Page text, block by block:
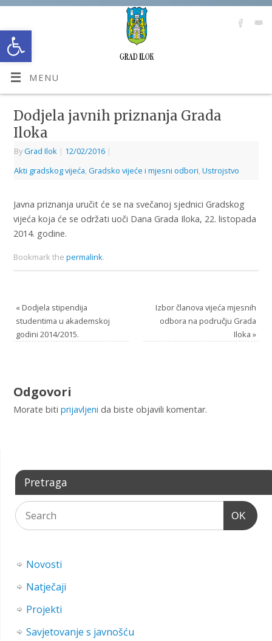
Open toolbar
MENU
Dodjela javnih priznanja Grada
Iloka
ByGrad Ilok | 12/02/2016 |
Akti gradskog vijeća Gradsko vijeće i mjesni odbori Ustrojstvo
Javna priznanja uručit će se na svečanoj sjednici Gradskog
vijeća koja će se održati uoči Dana Grada Iloka, 22. listopada
2014. godine.
Bookmark the permalink.
«Dodjela stipendija
studentima u akademskoj
godini 2014/2015.
Izbor članova vijeća mjesnih
odbora na području Grada
Iloka»
Odgovori
Morate biti prijavljeni da biste objavili komentar.
Pretraga
OK
Novosti
Natječaji
Projekti
Savjetovanje s javnošću